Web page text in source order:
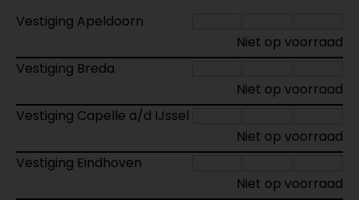
Vestiging Apeldoorn
Niet op voorraad
Vestiging Breda
Niet op voorraad
Vestiging Capelle a/d IJssel
Niet op voorraad
Vestiging Eindhoven
Niet op voorraad